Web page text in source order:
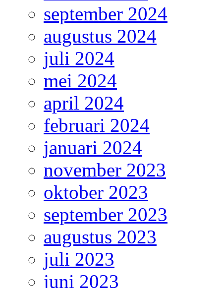
september 2024
augustus 2024
juli 2024
mei 2024
april 2024
februari 2024
januari 2024
november 2023
oktober 2023
september 2023
augustus 2023
juli 2023
juni 2023